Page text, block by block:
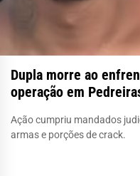
Dupla morre ao
operação em
Ação cumpriu mandados
armas e porções de crack.